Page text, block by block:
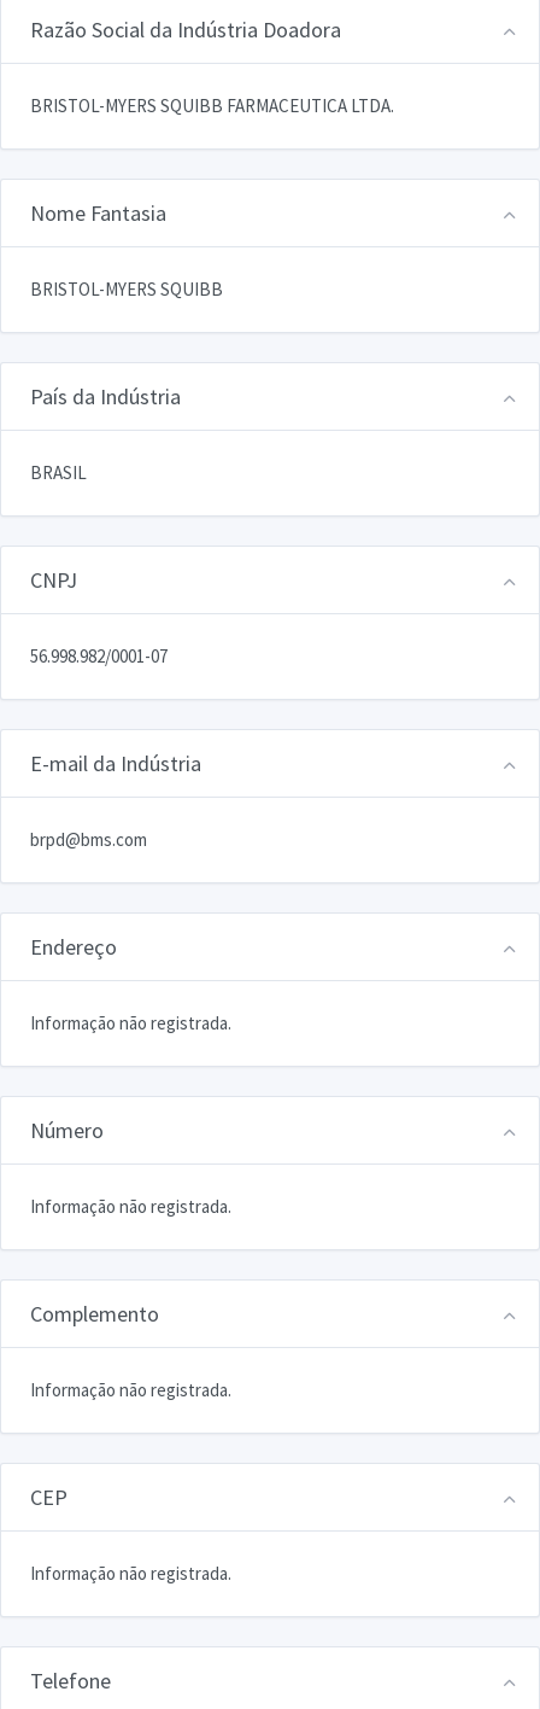
Razão Social da Indústria Doadora
BRISTOL-MYERS SQUIBB FARMACEUTICA LTDA.
Nome Fantasia
BRISTOL-MYERS SQUIBB
País da Indústria
BRASIL
CNPJ
56.998.982/0001-07
E-mail da Indústria
brpd@bms.com
Endereço
Informação não registrada.
Número
Informação não registrada.
Complemento
Informação não registrada.
CEP
Informação não registrada.
Telefone